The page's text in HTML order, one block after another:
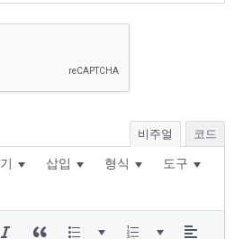
비주얼 코드
삽입 형식 도구